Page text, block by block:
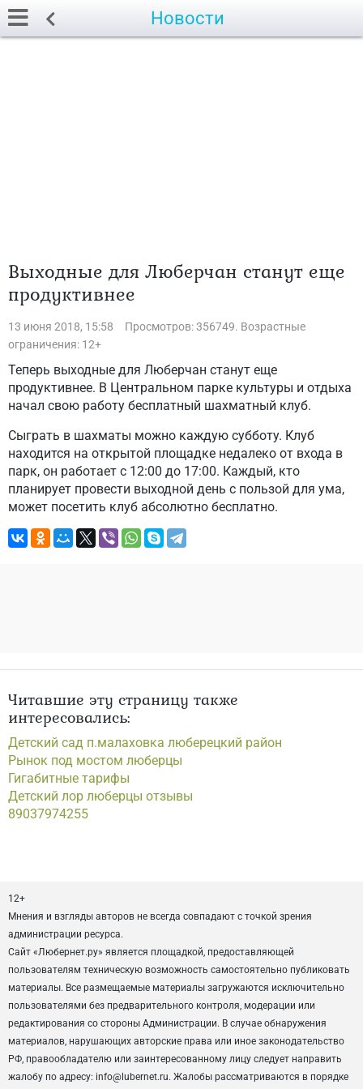
Новости
Выходные для Люберчан станут еще
продуктивнее
13 июня 2018, 15:58
Просмотров: 356749. Возрастные
ограничения: 12+
Теперь выходные для Люберчан станут еще
продуктивнее. В Центральном парке культуры и отдыха
начал свою работу бесплатный шахматный клуб.
Сыграть в шахматы можно каждую субботу. Клуб
находится на открытой площадке недалеко от входа в
парк, он работает с 12:00 до 17:00. Каждый, кто
планирует провести выходной день с пользой для ума,
может посетить клуб абсолютно бесплатно.
Читавшие эту страницу также
интересовались:
Детский сад п.малаховка люберецкий район
Рынок под мостом люберцы
Гигабитные тарифы
Детский лор люберцы отзывы
89037974255
12+
Мнения и взгляды авторов не всегда совпадают с точкой зрения
администрации ресурса.
Сайт «Любернет.ру» является площадкой, предоставляющей
пользователям техническую возможность самостоятельно публиковать
материалы. Все размещаемые материалы загружаются исключительно
пользователями без предварительного контроля, модерации или
редактирования со стороны Администрации. В случае обнаружения
материалов, нарушающих авторские права или иное законодательство
РФ, правообладателю или заинтересованному лицу следует направить
жалобу по адресу: info@lubernet.ru. Жалобы рассматриваются в порядке